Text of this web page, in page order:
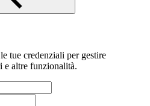
tue credenziali per gestire
e altre funzionalità.